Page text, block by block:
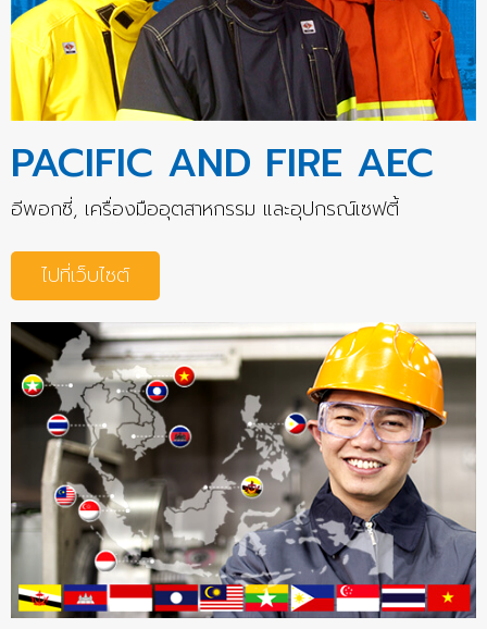
PACIFIC AND FIRE AEC
อีพอกซี่, เครื่องมืออุตสาหกรรม และอุปกรณ์เซฟตี้
ไปที่เว็บไซต์